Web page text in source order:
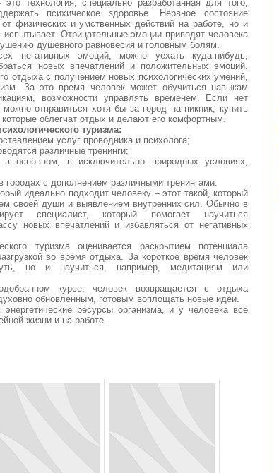
это технология, специально разработанная для того,
психическое здоровье. Нервное состояние
физических и умственных действий на работе, но и
Отрицательные эмоции приводят человека
душевного равновесия и головным болям.
негативных эмоций, можно уехать куда-нибудь,
новых впечатлений и положительных эмоций.
отдыха с получением новых психологических умений,
За это время человек может обучиться навыкам
возможности управлять временем. Если нет
отправиться хотя бы за город на пикник, купить
, которые облегчат отдых и делают его комфортным.
туризма:
услуг проводника и психолога;
различные тренинги;
основном, в исключительно природных условиях,
городах с дополнением различными тренингами.
идеально подходит человеку – этот такой, который
своей души и выявлением внутренних сил. Обычно в
специалист, который помогает научиться
новых впечатлений и избавляться от негативных
туризма оценивается раскрытием потенциала
во время отдыха. За короткое время человек
но и научиться, например, медитациям или
курсе, человек возвращается с отдыха
обновленным, готовым воплощать новые идеи.
ресурсы организма, и у человека все
жизни и на работе.